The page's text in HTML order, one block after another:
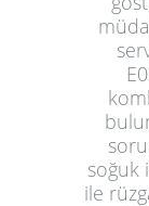
soğuk
ile